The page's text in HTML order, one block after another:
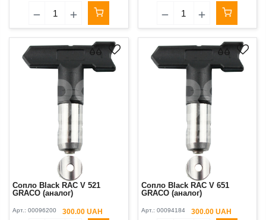
Сопло Black RAC V 521
GRACO (аналог)
Арт.: 00096200 300.00 UAH
Сопло Black RAC V 651
GRACO (аналог)
Арт.: 00094184 300.00 UAH